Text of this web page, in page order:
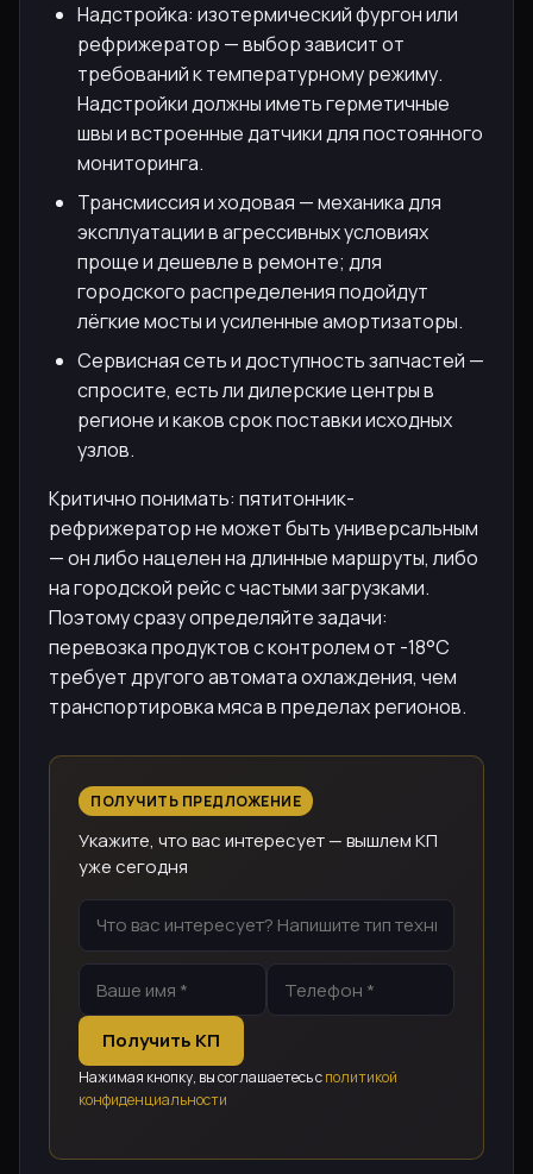
Надстройка: изотермический фургон или
рефрижератор — выбор зависит от
требований к температурному режиму.
Надстройки должны иметь герметичные
швы и встроенные датчики для постоянного
мониторинга.
Трансмиссия и ходовая — механика для
эксплуатации в агрессивных условиях
проще и дешевле в ремонте; для
городского распределения подойдут
лёгкие мосты и усиленные амортизаторы.
Сервисная сеть и доступность запчастей —
спросите, есть ли дилерские центры в
регионе и каков срок поставки исходных
узлов.
Критично понимать: пятитонник-
рефрижератор не может быть универсальным
— он либо нацелен на длинные маршруты, либо
на городской рейс с частыми загрузками.
Поэтому сразу определяйте задачи:
перевозка продуктов с контролем от -18°C
требует другого автомата охлаждения, чем
транспортировка мяса в пределах регионов.
ПОЛУЧИТЬ ПРЕДЛОЖЕНИЕ
Укажите, что вас интересует — вышлем КП
уже сегодня
Получить КП
Нажимая кнопку, вы соглашаетесь сполитикой
конфиденциальности